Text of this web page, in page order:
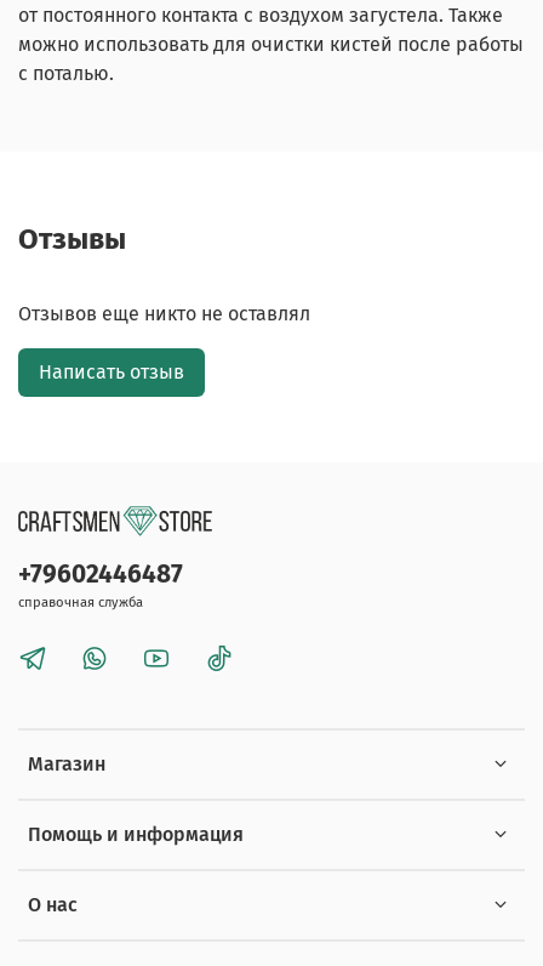
от постоянного контакта с воздухом загустела. Также
можно использовать для очистки кистей после работы
с поталью.
Отзывы
Отзывов еще никто не оставлял
Написать отзыв
Магазин
Помощь и информация
О нас
+79602446487
справочная служба